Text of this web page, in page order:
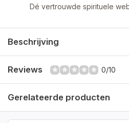
Dé vertrouwde spirituele
Beschrijving
Reviews 0/10
Gerelateerde producten